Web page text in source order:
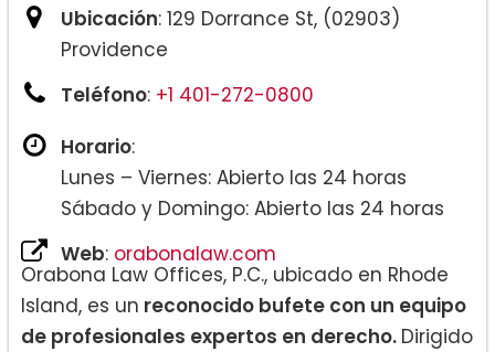
Ubicación: 129 Dorrance St, (02903)
Providence
Teléfono: +1 401-272-0800
Horario:
Lunes – Viernes: Abierto las 24 horas
Sábado y Domingo: Abierto las 24 horas
Web: orabonalaw.com
Orabona Law Offices, P.C., ubicado en Rhode
Island, es un reconocido bufete con un equipo
de profesionales expertos en derecho. Dirigido